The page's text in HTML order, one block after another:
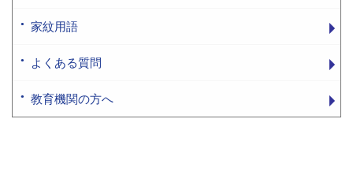
家紋用語
よくある質問
教育機関の方へ